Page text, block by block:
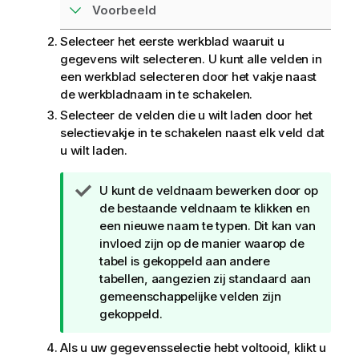
Voorbeeld
Selecteer het eerste werkblad waaruit u
gegevens wilt selecteren. U kunt alle velden in
een werkblad selecteren door het vakje naast
de werkbladnaam in te schakelen.
Selecteer de velden die u wilt laden door het
selectievakje in te schakelen naast elk veld dat
u wilt laden.
T
i
p
U kunt de veldnaam bewerken door op
de bestaande veldnaam te klikken en
een nieuwe naam te typen. Dit kan van
invloed zijn op de manier waarop de
tabel is gekoppeld aan andere
tabellen, aangezien zij standaard aan
gemeenschappelijke velden zijn
gekoppeld.
Als u uw gegevensselectie hebt voltooid, klikt u